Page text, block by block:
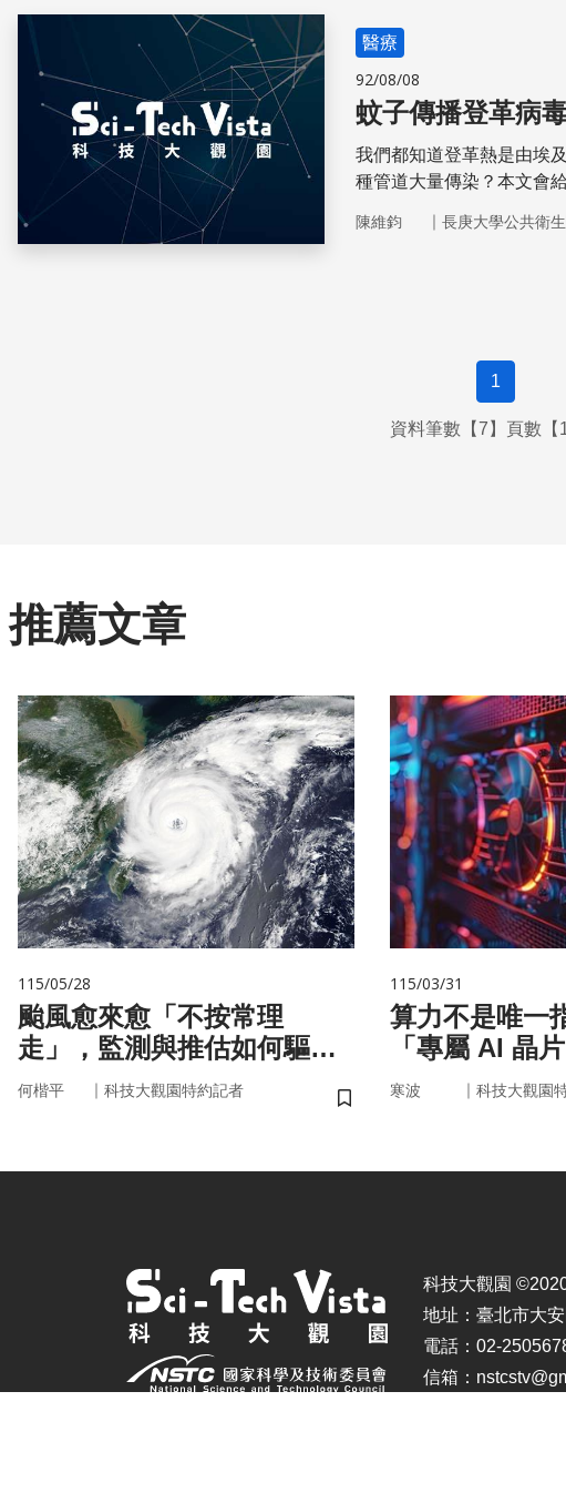
醫療
92/08/08
蚊子傳播登革病
我們都知道登革熱是由埃
種管道大量傳染？本文會給
陳維鈞 ｜ 長庚大學公共衛
1
資料筆數【7】頁數【
推薦文章
115/05/28
颱風愈來愈「不按常理
走」，監測與推估如何驅動
防災決策？
何楷平 ｜ 科技大觀園特約記者
儲存書籤
115/03/31
算力不是唯一
「專屬 AI 晶
率驅動未來
寒波 ｜ 科技大觀園
科技大觀園
地址：臺北市大
電話：02-
信箱：